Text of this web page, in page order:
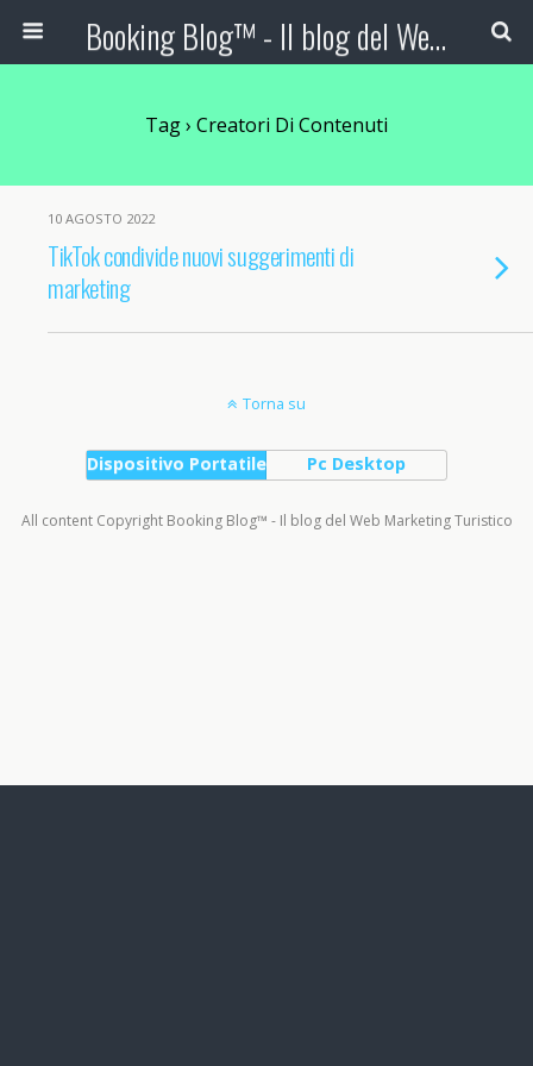
Booking Blog™ - Il blog del Web Marketing Turistico
Tag › Creatori Di Contenuti
10 AGOSTO 2022
TikTok condivide nuovi suggerimenti di
marketing
Torna su
Dispositivo Portatile Pc Desktop
All content Copyright Booking Blog™ - Il blog del Web Marketing Turistico